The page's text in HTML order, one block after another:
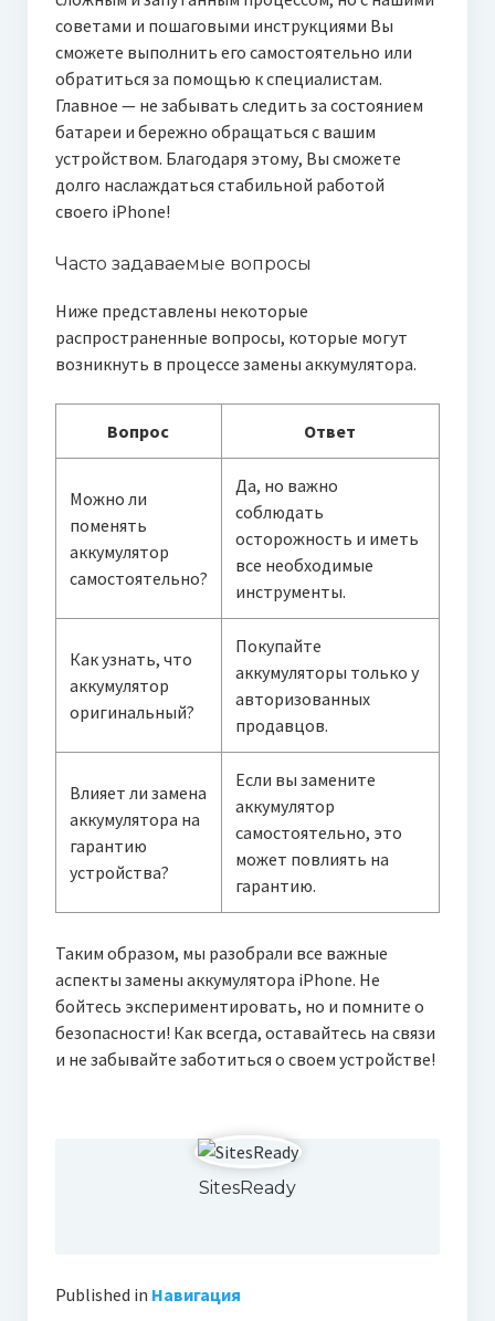
советами и пошаговыми инструкциями Вы
сможете выполнить его самостоятельно или
обратиться за помощью к специалистам.
Главное — не забывать следить за состоянием
батареи и бережно обращаться с вашим
устройством. Благодаря этому, Вы сможете
долго наслаждаться стабильной работой
своего iPhone!
Часто задаваемые вопросы
Ниже представлены некоторые
распространенные вопросы, которые могут
возникнуть в процессе замены аккумулятора.
Вопрос Ответ
Можно ли
поменять
аккумулятор
самостоятельно?
Да, но важно
соблюдать
осторожность и иметь
все необходимые
инструменты.
Как узнать, что
аккумулятор
оригинальный?
Покупайте
аккумуляторы только у
авторизованных
продавцов.
Влияет ли замена
аккумулятора на
гарантию
устройства?
Если вы замените
аккумулятор
самостоятельно, это
может повлиять на
гарантию.
Таким образом, мы разобрали все важные
аспекты замены аккумулятора iPhone. Не
бойтесь экспериментировать, но и помните о
безопасности! Как всегда, оставайтесь на связи
и не забывайте заботиться о своем устройстве!
SitesReady
Published in Навигация